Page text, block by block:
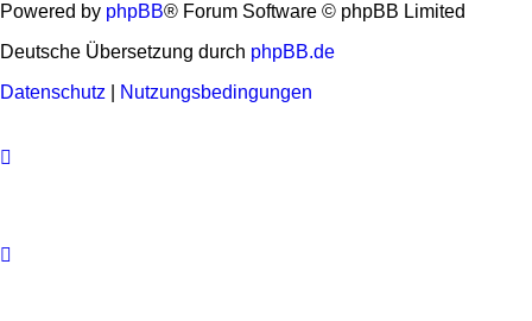
Powered by phpBB® Forum Software © phpBB Limited
Deutsche Übersetzung durch phpBB.de
Datenschutz
Nutzungsbedingungen